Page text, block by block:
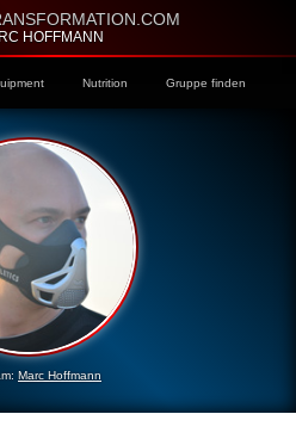
HOFFMANN
Nutrition Gruppe finden
Marc Hoffmann